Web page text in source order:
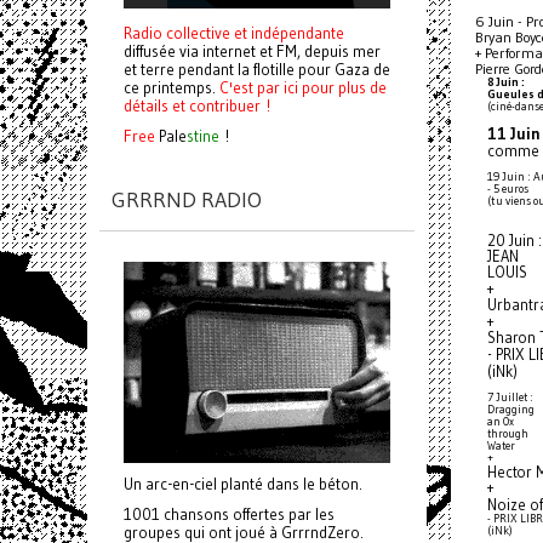
6 Juin -
Bryan
+
Pierre
8 Juin :
Gueules
(ciné-
11 Juin
comme
19 Juin :
- 5 euros
(tu viens
20 Juin :
JEAN
LOUIS
+
+
Sharon
- PRIX
(iNk)
7 Juillet :
Dragging
an Ox
through
Water
+
Hector
+
Noize
- PRIX
(iNk)
Radio collective et indépendante
diffusée via internet et FM, depuis mer
et terre pendant la flotille pour Gaza de
ce printemps. C'est par ici pour plus de
détails et contribuer !
Free Palestine !
GRRRND RADIO
Un arc-en-ciel planté dans le béton.
1001 chansons offertes par les
groupes qui ont joué à GrrrndZero.